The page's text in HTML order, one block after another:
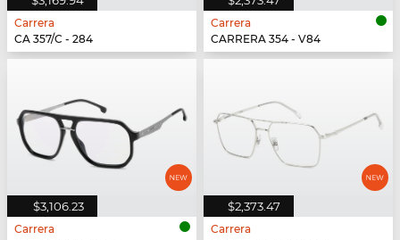
Carrera
CA 357/C - 284
Carrera
CARRERA 354 - V84
$3,106.23
Carrera
$2,373.47
Carrera